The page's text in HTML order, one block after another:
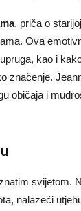
, priča o
Ova
kao i
značenje.
običaja i
svijetom.
nalazeći